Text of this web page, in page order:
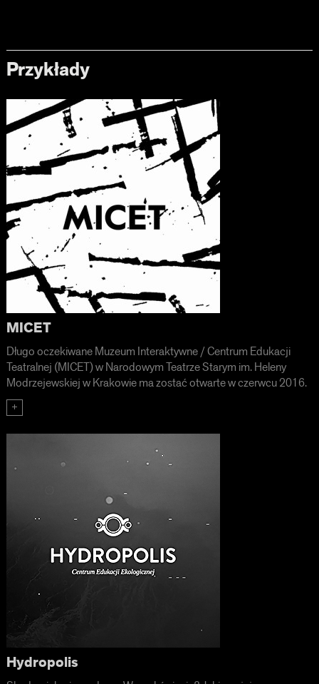
Przykłady
MICET
Długo oczekiwane Muzeum Interaktywne / Centrum Edukacji
Teatralnej (MICET) w Narodowym Teatrze Starym im. Heleny
Modrzejewskiej w Krakowie ma zostać otwarte w czerwcu 2016.
Hydropolis